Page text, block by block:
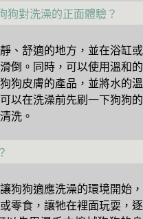
狗對洗澡的正面體驗？
、舒適的地方，並在浴缸或
倒。同時，可以使用溫和的
狗皮膚的產品，並將水的溫
以在洗澡前先刷一下狗狗的
洗。
狗狗適應洗澡的環境開始，
零食，讓牠在裡面玩耍，逐